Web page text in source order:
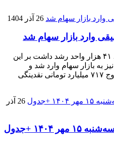
26 آذر 1404
در معاملات امروز با شاخص کل ۴۱ هزار واحد رشد داشت بر این
نیز به بازار سهام وارد شد و
صندوق‌های درآمد ثابت نیز با خروج ۷۱۷ میلیارد تومانی نقدینگی
26 آذر
+جدول